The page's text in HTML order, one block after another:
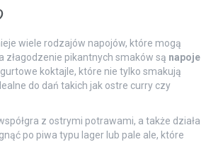
wiele rodzajów napojów, które mogą
pikantnych smaków są napoje
koktajle, które nie tylko smakują
do dań takich jak ostre curry czy
z ostrymi potrawami, a także działa
po piwa typu lager lub pale ale, które